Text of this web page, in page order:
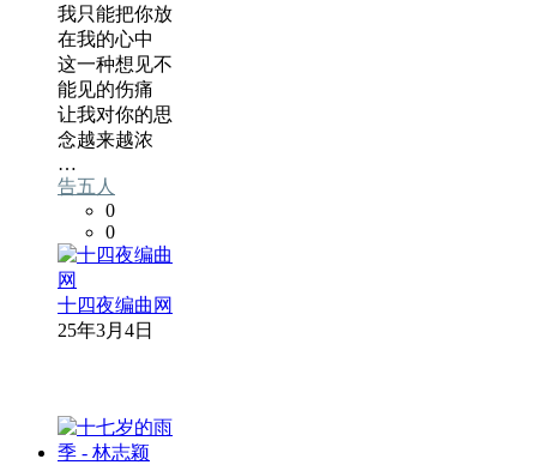
我只能把你放
在我的心中
这一种想见不
能见的伤痛
让我对你的思
念越来越浓
…
告五人
0
0
十四夜编曲网
25年3月4日